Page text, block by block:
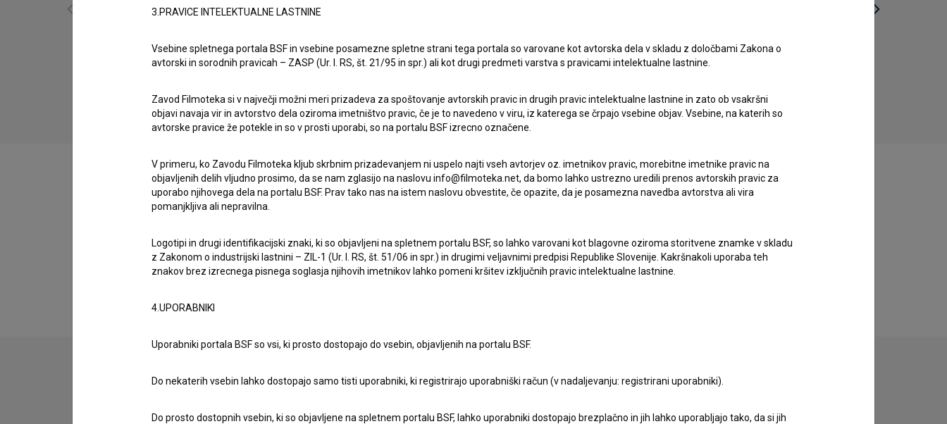
Příliš mladá noc (2012) Všechno bude (2018) Rodinný film (2015)
Filmografija (7)
Razširjeni podatki
Stik z uredništvom
Spoštovani, s pomočjo spodnjega obrazca lahko stopite v stik z uredništvom Baze slovenskih filmov. Veseli bomo vaših odzivov.
3.PRAVICE INTELEKTUALNE LASTNINE
Vsebine spletnega portala BSF in vsebine posamezne spletne strani tega portala so varovane kot avtorska dela v skladu z določbami Zakona o
avtorski in sorodnih pravicah – ZASP (Ur. l. RS, št. 21/95 in spr.) ali kot drugi predmeti varstva s pravicami intelektualne lastnine.
Zavod Filmoteka si v največji možni meri prizadeva za spoštovanje avtorskih pravic in drugih pravic intelektualne lastnine in zato ob vsakršni
objavi navaja vir in avtorstvo dela oziroma imetništvo pravic, če je to navedeno v viru, iz katerega se črpajo vsebine objav. Vsebine, na katerih so
avtorske pravice že potekle in so v prosti uporabi, so na portalu BSF izrecno označene.
V primeru, ko Zavodu Filmoteka kljub skrbnim prizadevanjem ni uspelo najti vseh avtorjev oz. imetnikov pravic, morebitne imetnike pravic na
objavljenih delih vljudno prosimo, da se nam zglasijo na naslovu info@filmoteka.net, da bomo lahko ustrezno uredili prenos avtorskih pravic za
uporabo njihovega dela na portalu BSF. Prav tako nas na istem naslovu obvestite, če opazite, da je posamezna navedba avtorstva ali vira
pomanjkljiva ali nepravilna.
Logotipi in drugi identifikacijski znaki, ki so objavljeni na spletnem portalu BSF, so lahko varovani kot blagovne oziroma storitvene znamke v skladu
z Zakonom o industrijski lastnini – ZIL-1 (Ur. l. RS, št. 51/06 in spr.) in drugimi veljavnimi predpisi Republike Slovenije. Kakršnakoli uporaba teh
znakov brez izrecnega pisnega soglasja njihovih imetnikov lahko pomeni kršitev izključnih pravic intelektualne lastnine.
4.UPORABNIKI
Uporabniki portala BSF so vsi, ki prosto dostopajo do vsebin, objavljenih na portalu BSF.
Do nekaterih vsebin lahko dostopajo samo tisti uporabniki, ki registrirajo uporabniški račun (v nadaljevanju: registrirani uporabniki).
Do prosto dostopnih vsebin, ki so objavljene na spletnem portalu BSF, lahko uporabniki dostopajo brezplačno in jih lahko uporabljajo tako, da si jih